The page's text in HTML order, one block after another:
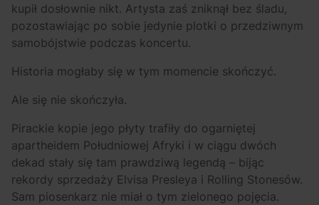
kupił dosłownie nikt. Artysta zaś zniknął bez śladu,
pozostawiając po sobie jedynie plotki o przedziwnym
samobójstwie podczas koncertu.
Historia mogłaby się w tym momencie skończyć.
Ale się nie skończyła.
Pirackie kopie jego płyty trafiły do ogarniętej
apartheidem Południowej Afryki i w ciągu dwóch
dekad stały się tam prawdziwą legendą – bijąc
rekordy sprzedaży Elvisa Presleya i Rolling Stonesów.
Sam piosenkarz nie miał o tym zielonego pojęcia.